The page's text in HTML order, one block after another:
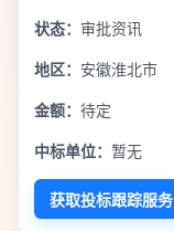
状态： 审批资讯
地区： 安徽淮北市
金额： 待定
中标单位： 暂无
获取投标跟踪服务